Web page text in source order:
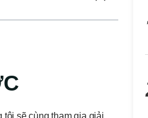
tôi sẽ cùng tham gia giải